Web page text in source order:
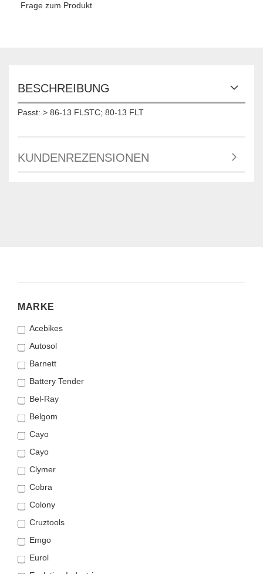
Frage zum Produkt
BESCHREIBUNG
Passt: > 86-13 FLSTC; 80-13 FLT
KUNDENREZENSIONEN
MARKE
MARKE
Acebikes
Autosol
Barnett
Battery Tender
Bel-Ray
Belgom
Cayo
Cayo
Clymer
Cobra
Colony
Cruztools
Emgo
Eurol